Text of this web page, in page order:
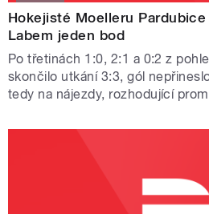
Hokejisté Moelleru
Labem jeden bod
Po třetinách 1:0, 2:1 a 0:2 z
skončilo utkání 3:3, gól
tedy na nájezdy, rozhodující